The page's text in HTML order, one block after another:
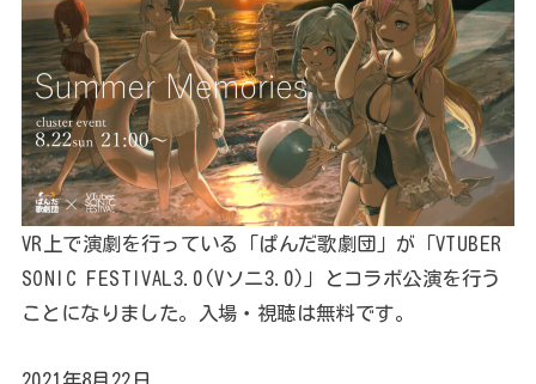
VR上で演劇を行っている「ぱんだ歌劇団」が「VTUBER
SONIC FESTIVAL3.0(Vソニ3.0)」とコラボ公演を行う
ことになりました。入場・視聴は無料です。
2021年8月22日